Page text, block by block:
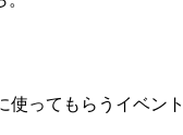
使ってもらうイベン